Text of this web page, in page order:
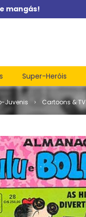
mangás!
Super-Heróis
Juvenis Cartoons & TV